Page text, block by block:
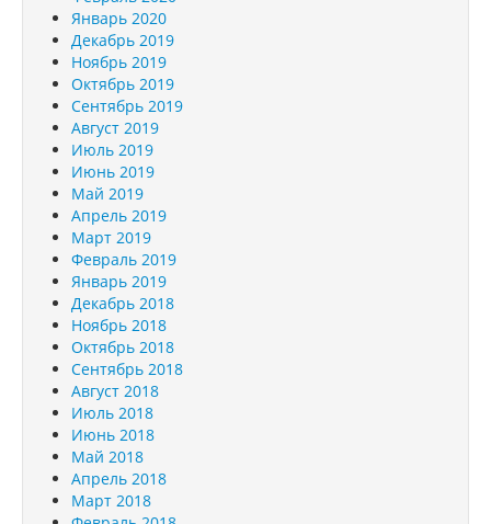
Январь 2020
Декабрь 2019
Ноябрь 2019
Октябрь 2019
Сентябрь 2019
Август 2019
Июль 2019
Июнь 2019
Май 2019
Апрель 2019
Март 2019
Февраль 2019
Январь 2019
Декабрь 2018
Ноябрь 2018
Октябрь 2018
Сентябрь 2018
Август 2018
Июль 2018
Июнь 2018
Май 2018
Апрель 2018
Март 2018